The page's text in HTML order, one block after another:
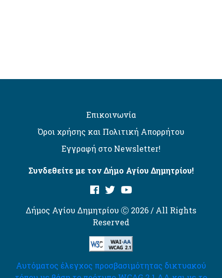
Επικοινωνία
Όροι χρήσης και Πολιτική Απορρήτου
Εγγραφή στο Newsletter!
Συνδεθείτε με τον Δήμο Αγίου Δημητρίου!
Δήμος Αγίου Δημητρίου Ⓒ 2026 / All Rights
Reserved
Αυτόματος έλεγχος προσβασιμότητας δικτυακού